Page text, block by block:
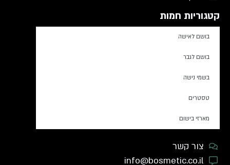
קטגוריות חמות
בושם לאישה
בושם לגבר
בשמי נישה
טסטרים
מארזי בישום
צור קשר
info@bosmetic.co.il